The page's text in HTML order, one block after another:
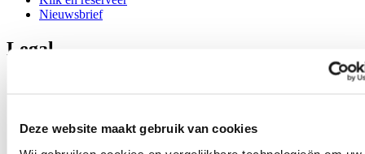
Deze website maakt gebruik van cookies
Nieuwsbrief
Legal
Contact